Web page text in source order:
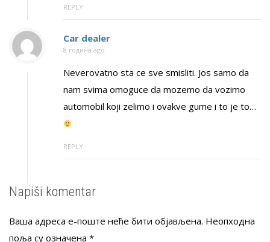
REPLY
Car dealer
8 година ago
Neverovatno sta ce sve smisliti. Jos samo da
nam svima omoguce da mozemo da vozimo
automobil koji zelimo i ovakve gume i to je to…
REPLY
Napiši komentar
Ваша адреса е-поште неће бити објављена. Неопходна
поља су означена *